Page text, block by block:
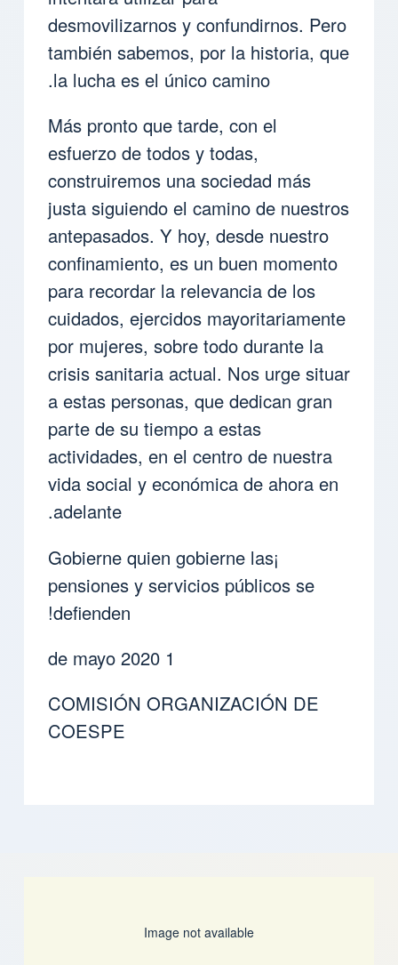
desmovilizarnos y confundirnos. Pero
también sabemos, por la historia, que
la lucha es el único camino.
Más pronto que tarde, con el
esfuerzo de todos y todas,
construiremos una sociedad más
justa siguiendo el camino de nuestros
antepasados. Y hoy, desde nuestro
confinamiento, es un buen momento
para recordar la relevancia de los
cuidados, ejercidos mayoritariamente
por mujeres, sobre todo durante la
crisis sanitaria actual. Nos urge situar
a estas personas, que dedican gran
parte de su tiempo a estas
actividades, en el centro de nuestra
vida social y económica de ahora en
adelante.
¡Gobierne quien gobierne las
pensiones y servicios públicos se
defienden!
1 de mayo 2020
COMISIÓN ORGANIZACIÓN DE
COESPE
Image not available